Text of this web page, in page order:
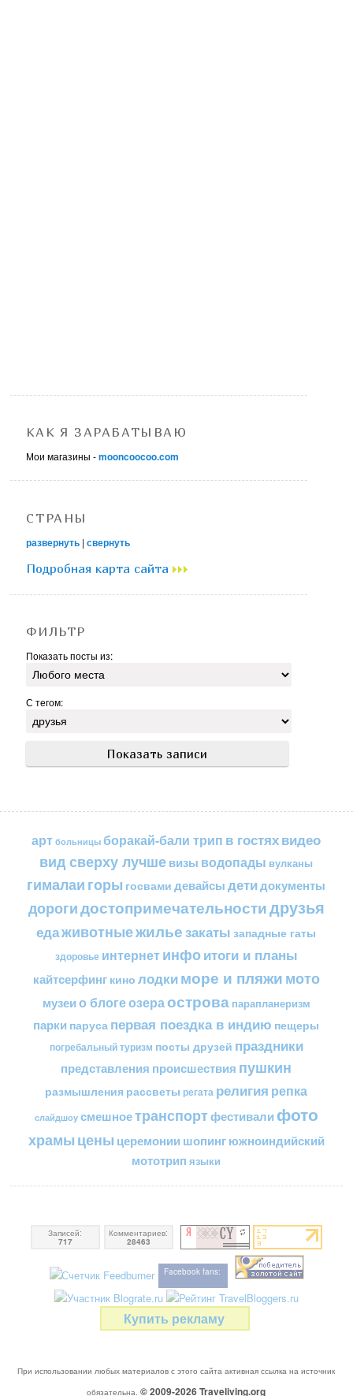
КАК Я ЗАРАБАТЫВАЮ
Мои магазины -mooncoocoo.com
СТРАНЫ
развернуть |свернуть
Подробная карта сайта
ФИЛЬТР
Показать посты из:
С тегом:
арт больницы боракай-бали трип в гостяхвидео
вид сверху лучшевизы водопады вулканы
гималаи горы госвами девайсы детидокументы
дорогидостопримечательностидрузья
едаживотныежильезакаты западные гаты
здоровье интернетинфоитоги и планы
кайтсерфинг кино лодкиморе и пляжимото
музеи о блогеозераострова парапланеризм
парки паруса первая поездка в индию пещеры
погребальный туризм посты друзей праздники
представления происшествия пушкин
размышления рассветы регата религия репка
слайдшоу смешноетранспортфестивали фото
храмы цены церемонии шопингюжноиндийский
мототрип языки
Записей:
717
Комментариев:
28463
Facebook fans:
Купить рекламу
При использовании любых материалов с этого сайта активная ссылка на источник
обязательна. © 2009-2026Traveliving.org